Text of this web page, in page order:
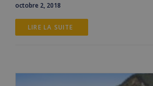
octobre 2, 2018
LIRE LA SUITE